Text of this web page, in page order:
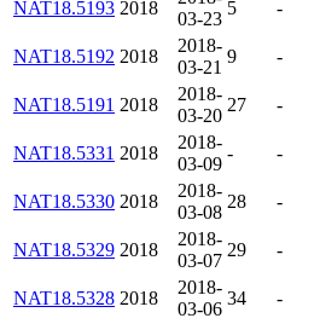
NAT18.5193 2018
03-23
5 -
NAT18.5192 2018
2018-
03-21
9 -
NAT18.5191 2018
2018-
03-20
27 -
NAT18.5331 2018
2018-
03-09
- -
NAT18.5330 2018
2018-
03-08
28 -
NAT18.5329 2018
2018-
03-07
29 -
NAT18.5328 2018
2018-
03-06
34 -